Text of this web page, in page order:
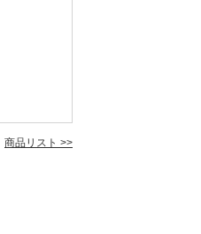
商品リスト >>